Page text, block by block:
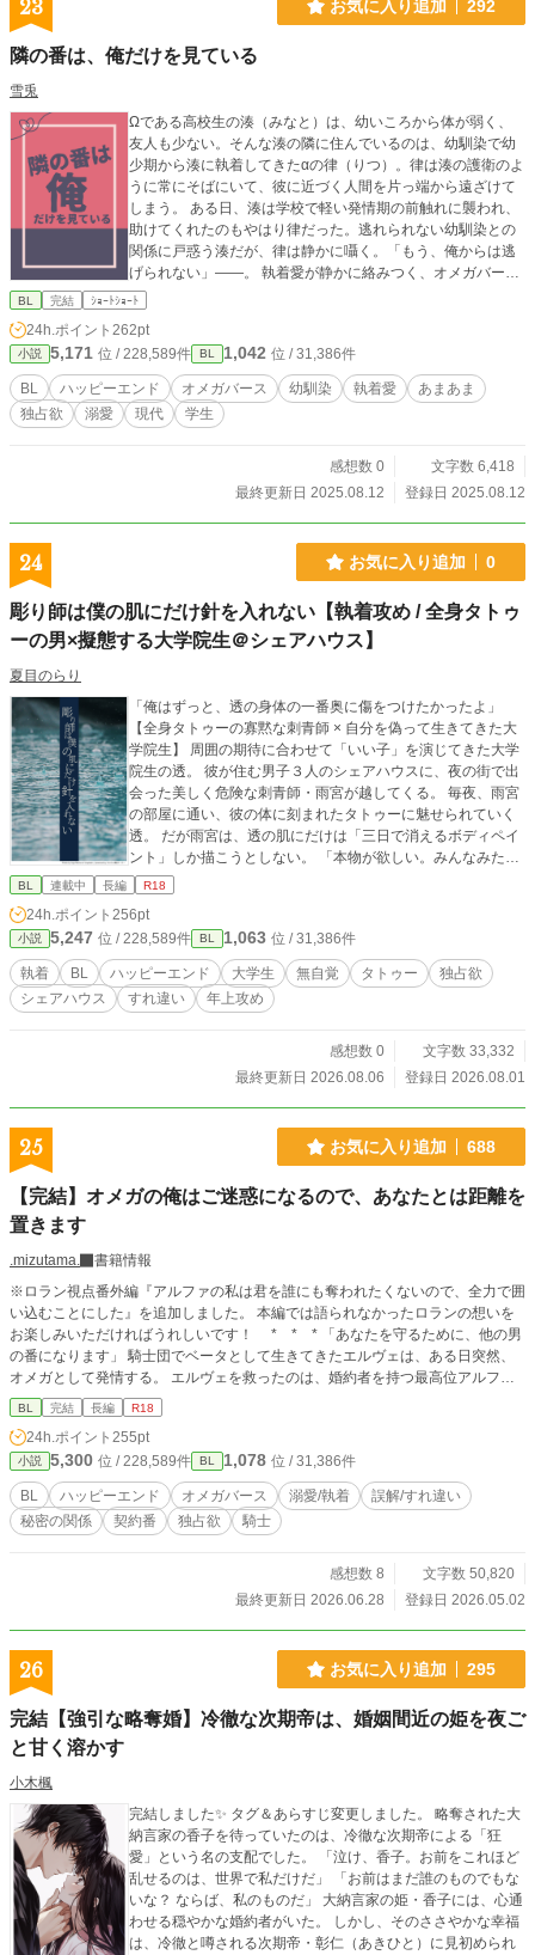
23 お気に入り追加 292
隣の番は、俺だけを見ている
雪兎
Ωである高校生の湊（みなと）は、幼いころから体が弱く、
友人も少ない。そんな湊の隣に住んでいるのは、幼馴染で幼
少期から湊に執着してきたαの律（りつ）。律は湊の護衛のよ
うに常にそばにいて、彼に近づく人間を片っ端から遠ざけて
しまう。 ある日、湊は学校で軽い発情期の前触れに襲われ、
助けてくれたのもやはり律だった。逃れられない幼馴染との
関係に戸惑う湊だが、律は静かに囁く。「もう、俺からは逃
げられない」――。 執着愛が静かに絡みつく、オメガバー
ス・あまあま系BL。 【キャラクター設定】 ■主人公（受け）
っ込み思案でおとなしいが、内面は芯が強い。幼少期から体
が弱く、他人に頼ることが多かったため、律に守られるのが
当たり前になっている。 特徴：小柄で華奢。淡い茶髪で色
白。表情はおだやかだが、感情が表に出やすい。 ■相手（攻
め） 名前：律（りつ） 属性：α（アルファ） 年齢：18歳 性
たい。基本的に無表情だが、湊のこととなると感情的にな
BL 完結 ｼｮｰﾄｼｮｰﾄ
24h.ポイント 262pt
小説 5,171 位 / 228,589件 BL 1,042 位 / 31,386件
BL ハッピーエンド オメガバース 幼馴染 執着愛
あまあま
独占欲
溺愛 現代 学生
感想数 0
文字数 6,418
最終更新日 2025.08.12
登録日 2025.08.12
24 お気に入り追加 0
彫り師は僕の肌にだけ針を入れない【執着攻め / 全身タトゥ
ーの男×擬態する大学院生＠シェアハウス】
夏目のらり
「俺はずっと、透の身体の一番奥に傷をつけたかったよ」
【全身タトゥーの寡黙な刺青師 × 自分を偽って生きてきた大
学院生】 周囲の期待に合わせて「いい子」を演じてきた大学
院生の透。 彼が住む男子３人のシェアハウスに、夜の街で出
会った美しく危険な刺青師・雨宮が越してくる。 毎夜、雨宮
の部屋に通い、彼の体に刻まれたタトゥーに魅せられていく
透。 だが雨宮は、透の肌にだけは「三日で消えるボディペイ
ント」しか描こうとしない。 「本物が欲しい。みんなみたい
に」 なぜ自分にだけ針を入れないのか。 消えゆく落書きに焦
現れ――。 賑やかなシェアハウスでの日常と、雨宮の「消え
ない傷」の奥に隠された重すぎる執着。 「一針入れたらきっ
と、俺は止められなくなる――」 消えゆくペイントと、一生
消えない愛の刻印。 傷を抱えたふたりが「本当の自分」を見
つける、切なく甘いモラトリアムBL。 表紙はかんたん表紙メ
BL 連載中 長編 R18
24h.ポイント 256pt
小説 5,247 位 / 228,589件 BL 1,063 位 / 31,386件
執着 BL ハッピーエンド 大学生 無自覚 タトゥー
独占欲
シェアハウス
すれ違い 年上攻め
感想数 0
文字数 33,332
最終更新日 2026.08.06
登録日 2026.08.01
25 お気に入り追加 688
【完結】オメガの俺はご迷惑になるので、あなたとは距離を
置きます
.mizutama.
書籍情報
※ロラン視点番外編『アルファの私は君を誰にも奪われたくないので、全力で囲
い込むことにした』を追加しました。 本編では語られなかったロランの想いを
お楽しみいただければうれしいです！ * * * 「あなたを守るために、他の男
の番になります」 騎士団でベータとして生きてきたエルヴェは、ある日突然、
オメガとして発情する。 エルヴェを救ったのは、婚約者を持つ最高位アルファ
の騎士・ロランだった。 決して許されない秘密の関係。 それでも、エルヴェは
ロランとの関係を手放せなかった。 だが、すべては暴かれ、エルヴェに与えら
れた選択肢は一つ。 ――ほかのアルファの契約番になること。 「最後にもう一
度だけ、逢いたい」 嘘で始まった最後の逢瀬が―ー運命を狂わせる。 （短編で
す）
BL 完結 長編 R18
24h.ポイント 255pt
小説 5,300 位 / 228,589件 BL 1,078 位 / 31,386件
BL ハッピーエンド オメガバース 溺愛/執着
誤解/すれ違い
秘密の関係
契約番 独占欲 騎士
感想数 8
文字数 50,820
最終更新日 2026.06.28
登録日 2026.05.02
26 お気に入り追加 295
完結【強引な略奪婚】冷徹な次期帝は、婚姻間近の姫を夜ご
と甘く溶かす
小木楓
完結しました✨ タグ＆あらすじ変更しました。 略奪された大
納言家の香子を待っていたのは、冷徹な次期帝による「狂
愛」という名の支配でした。 「泣け、香子。お前をこれほど
乱せるのは、世界で私だけだ」 「お前はまだ誰のものでもな
いな？ ならば、私のものだ」 大納言家の姫・香子には、心通
わせる穏やかな婚約者がいた。 しかし、そのささやかな幸福
は、冷徹と噂される次期帝・彰仁（あきひと）に見初められ